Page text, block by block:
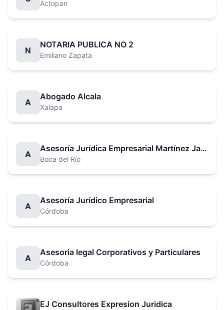
Actopan
N
NOTARIA PUBLICA NO 2
Emiliano Zapata
A
Abogado Alcala
Xalapa
A
Asesoría Jurídica Empresarial Martínez Jamed y Asociados
Boca del Río
A
Asesoría Jurídico Empresarial
Córdoba
A
Asesoria legal Corporativos y Particulares
Córdoba
EJ Consultores Expresion Juridica